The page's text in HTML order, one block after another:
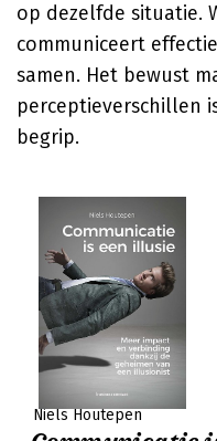
op dezelfde situatie.
communiceert
samen. Het bewust
perceptieverschillen
begrip.
Niels Houtepen